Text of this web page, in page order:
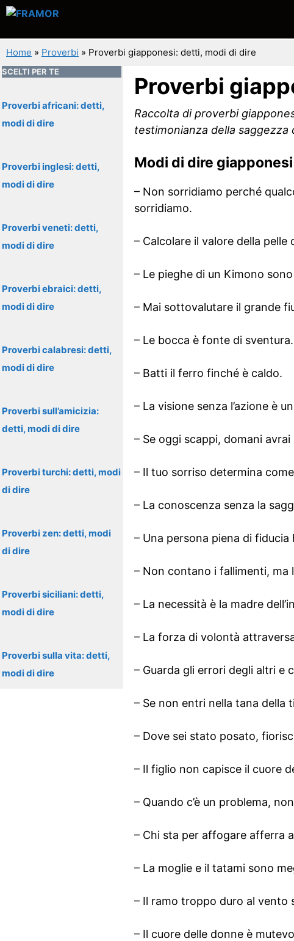
Vai
contenuto
Home » Proverbi » Proverbi giapponesi: detti, modi di dire
Proverbi
Raccolta di proverbi
testimonianza della
Modi di dire giapponesi
– Non sorridiamo perché
sorridiamo.
– Calcolare il valore della
– Le pieghe di un Kimono
– Mai sottovalutare il grande
– Le bocca è fonte di sventura.
– Batti il ferro finché è caldo.
– La visione senza l’azione è
– Se oggi scappi, domani
– Il tuo sorriso determina
– La conoscenza senza la
– Una persona piena di
– Non contano i fallimenti, ma
– La necessità è la madre
– La forza di volontà
– Guarda gli errori degli altri e
– Se non entri nella tana
– Dove sei stato posato,
– Il figlio non capisce il cuore
– Quando c’è un problema,
– Chi sta per affogare afferra
– La moglie e il tatami sono
– Il ramo troppo duro al vento
– Il cuore delle donne è
SCELTI PER TE
Proverbi africani: detti,
modi di dire
Proverbi inglesi: detti,
modi di dire
Proverbi veneti: detti,
modi di dire
Proverbi ebraici: detti,
modi di dire
Proverbi calabresi: detti,
modi di dire
Proverbi sull’amicizia:
detti, modi di dire
Proverbi turchi: detti, modi
di dire
Proverbi zen: detti, modi
di dire
Proverbi siciliani: detti,
modi di dire
Proverbi sulla vita: detti,
modi di dire